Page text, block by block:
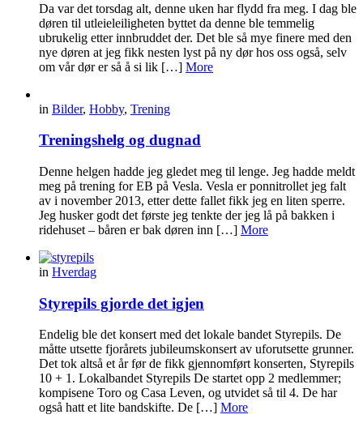
Da var det torsdag alt, denne uken har flydd fra meg. I dag ble
døren til utleieleiligheten byttet da denne ble temmelig
ubrukelig etter innbruddet der. Det ble så mye finere med den
nye døren at jeg fikk nesten lyst på ny dør hos oss også, selv
om vår dør er så å si lik […] More
in Bilder, Hobby, Trening
Treningshelg og dugnad
Denne helgen hadde jeg gledet meg til lenge. Jeg hadde meldt
meg på trening for EB på Vesla. Vesla er ponnitrollet jeg falt
av i november 2013, etter dette fallet fikk jeg en liten sperre.
Jeg husker godt det første jeg tenkte der jeg lå på bakken i
ridehuset – båren er bak døren inn […] More
in Hverdag
Styrepils gjorde det igjen
Endelig ble det konsert med det lokale bandet Styrepils. De
måtte utsette fjorårets jubileumskonsert av uforutsette grunner.
Det tok altså et år før de fikk gjennomført konserten, Styrepils
10 + 1. Lokalbandet Styrepils De startet opp 2 medlemmer;
kompisene Toro og Casa Leven, og utvidet så til 4. De har
også hatt et lite bandskifte. De […] More